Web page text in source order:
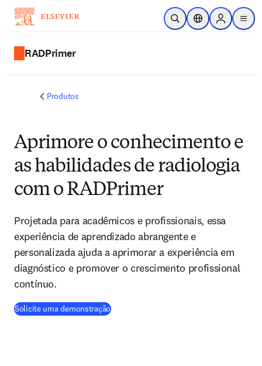
Ir para o conteúdo principal
Pesquisa aberta
Seletor deSign in to
menu
RADPrimer
Produtos
Aprimore o conhecimento e
as habilidades de radiologia
com o RADPrimer
Projetada para acadêmicos e profissionais, essa
experiência de aprendizado abrangente e
personalizada ajuda a aprimorar a experiência em
diagnóstico e promover o crescimento profissional
contínuo.
Solicite uma demonstração